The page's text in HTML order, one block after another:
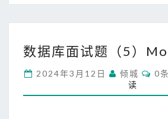
Q
础
据
面
试
数据库面试题（5）
2024年3月12日 倾城
C
O
M
0
读